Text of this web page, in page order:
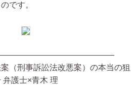
です。
（刑事訴訟法改悪案）の本当の狙
弁護士×青木 理